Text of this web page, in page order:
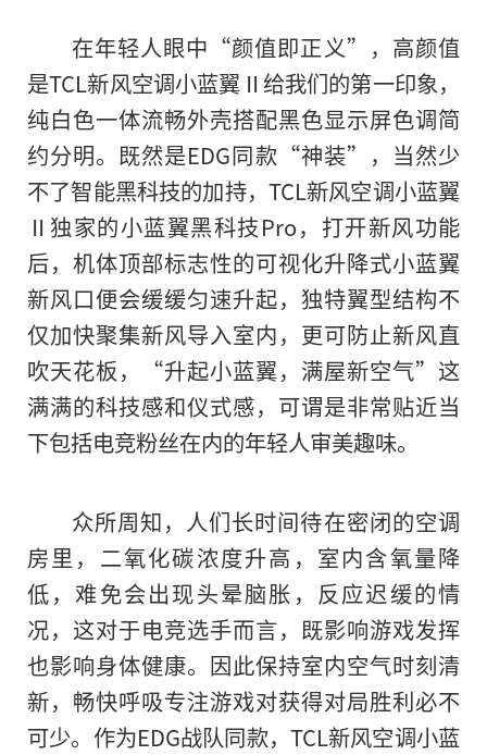
在年轻人眼中“颜值即正义”，高颜值
是TCL新风空调小蓝翼Ⅱ给我们的第一印象，
纯白色一体流畅外壳搭配黑色显示屏色调简
约分明。既然是EDG同款“神装”，当然少
不了智能黑科技的加持，TCL新风空调小蓝翼
Ⅱ独家的小蓝翼黑科技Pro，打开新风功能
后，机体顶部标志性的可视化升降式小蓝翼
新风口便会缓缓匀速升起，独特翼型结构不
仅加快聚集新风导入室内，更可防止新风直
吹天花板，“升起小蓝翼，满屋新空气”这
满满的科技感和仪式感，可谓是非常贴近当
下包括电竞粉丝在内的年轻人审美趣味。
众所周知，人们长时间待在密闭的空调
房里，二氧化碳浓度升高，室内含氧量降
低，难免会出现头晕脑胀，反应迟缓的情
况，这对于电竞选手而言，既影响游戏发挥
也影响身体健康。因此保持室内空气时刻清
新，畅快呼吸专注游戏对获得对局胜利必不
可少。作为EDG战队同款，TCL新风空调小蓝